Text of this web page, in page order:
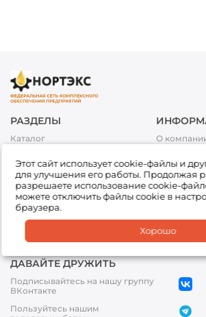
РАЗДЕЛЫ
Каталог
Топливо
Сервис
Подбор товара
Доставка
Офисы
О
Условия
товара
Обработка
данных
ДАВАЙТЕ ДРУЖИТЬ
Подписывайтесь на нашу группу
ВКонтакте
Пользуйтесь нашим
Этот сайт использует cookie-файлы и
для улучшения его работы. Продолжая
разрешаете использование cookie-
можете отключить файлы cookie в
браузера.
Хорошо